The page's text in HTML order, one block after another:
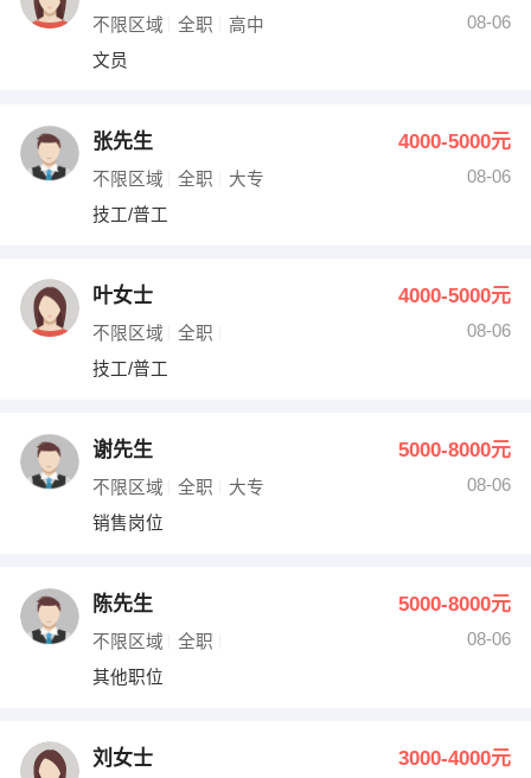
不限区域 全职 高中
08-06
文员
张先生 4000-5000元
不限区域 全职 大专
08-06
技工/普工
叶女士 4000-5000元
不限区域 全职
08-06
技工/普工
谢先生 5000-8000元
不限区域 全职 大专
08-06
销售岗位
陈先生 5000-8000元
不限区域 全职
08-06
其他职位
刘女士 3000-4000元